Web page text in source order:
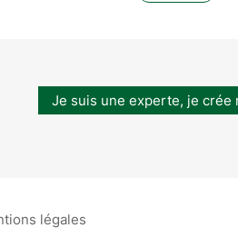
Je suis une experte, je crée
légales